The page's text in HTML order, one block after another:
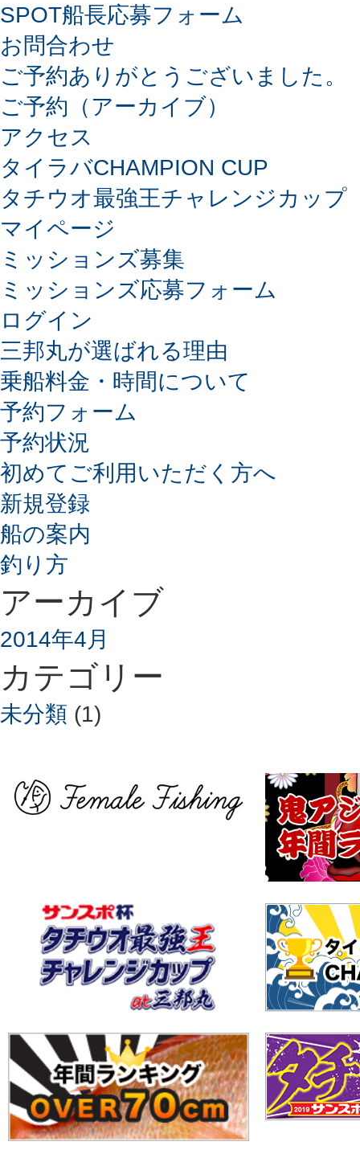
SPOT船長応募フォーム
お問合わせ
ご予約ありがとうございました。
ご予約（アーカイブ）
アクセス
タイラバCHAMPION CUP
タチウオ最強王チャレンジカップ
マイページ
ミッションズ募集
ミッションズ応募フォーム
ログイン
三邦丸が選ばれる理由
乗船料金・時間について
予約フォーム
予約状況
初めてご利用いただく方へ
新規登録
船の案内
釣り方
アーカイブ
2014年4月
カテゴリー
未分類 (1)